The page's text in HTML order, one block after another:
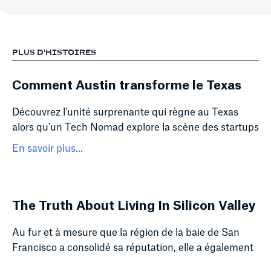
PLUS D'HISTOIRES
Comment Austin transforme le Texas
Découvrez l'unité surprenante qui règne au Texas
alors qu'un Tech Nomad explore la scène des startups
En savoir plus...
The Truth About Living In Silicon Valley
Au fur et à mesure que la région de la baie de San
Francisco a consolidé sa réputation, elle a également